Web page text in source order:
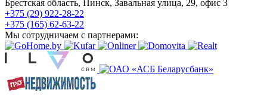
Брестская область, Пинск, Завальная улица, 29, офис 3
+375 (29) 922-28-22
+375 (165) 62-63-22
Мы сотрудничаем с партнерами: